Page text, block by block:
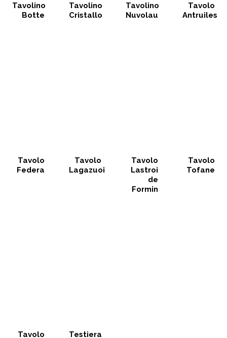
Tavolino
Botte
Tavolino
Cristallo
Tavolino
Nuvolau
Tavolo
Antruiles
Tavolo
Federa
Tavolo
Lagazuoi
Tavolo
Lastroi
de
Formin
Tavolo
Tofane
Tavolo Testiera